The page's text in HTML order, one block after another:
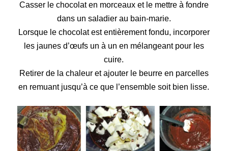
Casser le chocolat en morceaux et le mettre à fondre
dans un saladier au bain-marie.
Lorsque le chocolatest entièrement fondu, incorporer
les jaunes d’œufs un à un en mélangeant pour les
cuire.
Retirer de la chaleuret ajouter le beurre en parcelles
en remuant jusqu’à ce que l’ensemble soit bien lisse.